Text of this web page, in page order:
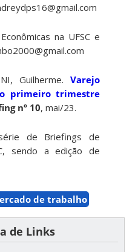
na UFSC e
Guilherme. Varejo
primeiro trimestre
nº 10, mai/23.
de Briefings de
sendo a edição de
de trabalho
de Links